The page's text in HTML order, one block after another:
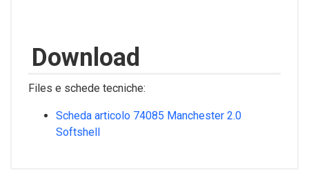
Download
Files e schede tecniche:
Scheda articolo 74085 Manchester 2.0
Softshell